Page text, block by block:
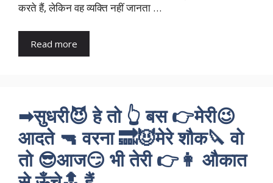
करते हैं, लेकिन वह व्यक्ति नहीं जानता …
Read more
➡सुधरी😈 हे तो 👆 बस 👉मेरी😉
आदते 🔫 वरना 🔜😈मेरे शौक🔪 वो
तो 😎आज😏 भी तेरी 👉👩 औकात